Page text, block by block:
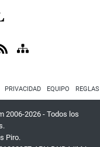
PRIVACIDAD EQUIPO
2006-2026 - Todos los
Piro.